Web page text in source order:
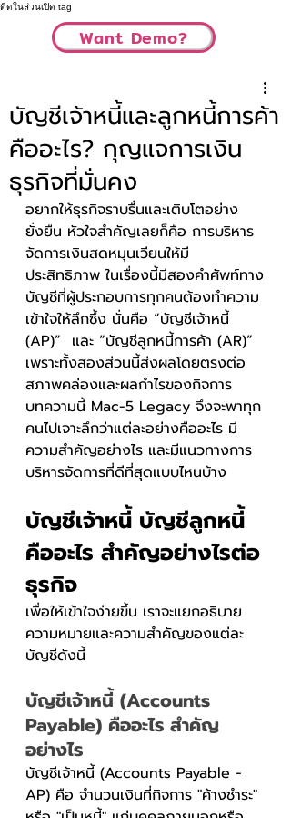
ติดในส่วนเปิด tag
Want Demo?
บัญชีเจ้าหนี้และลูกหนี้การค้า
คืออะไร? กุญแจการเงิน
ธุรกิจที่มั่นคง
อยากให้ธุรกิจราบรื่นและเติบโตอย่าง
ยั่งยืน หัวใจสำคัญเลยก็คือ การบริหาร
จัดการเงินสดหมุนเวียนให้มี
ประสิทธิภาพ ในเรื่องนี้มีสองคำศัพท์ทาง
บัญชีที่ผู้ประกอบการทุกคนต้องทำความ
เข้าใจให้ลึกซึ้ง นั่นคือ “บัญชีเจ้าหนี้
(AP)”  และ “บัญชีลูกหนี้การค้า (AR)”
เพราะทั้งสองส่วนนี้ส่งผลโดยตรงต่อ
สภาพคล่องและผลกำไรของกิจการ
บทความนี้ Mac-5 Legacy จึงจะพาทุก
คนไปเจาะลึกว่าแต่ละอย่างคืออะไร มี
ความสำคัญอย่างไร และมีแนวทางการ
บริหารจัดการที่ดีที่สุดแบบไหนบ้าง
บัญชีเจ้าหนี้ บัญชีลูกหนี้
คืออะไร สำคัญอย่างไรต่อ
ธุรกิจ
เพื่อให้เข้าใจง่ายขึ้น เราจะแยกอธิบาย
ความหมายและความสำคัญของแต่ละ
บัญชีดังนี้
บัญชีเจ้าหนี้ (Accounts
Payable) คืออะไร สำคัญ
อย่างไร
บัญชีเจ้าหนี้ (Accounts Payable -
AP) คือ จำนวนเงินที่กิจการ "ค้างชำระ"